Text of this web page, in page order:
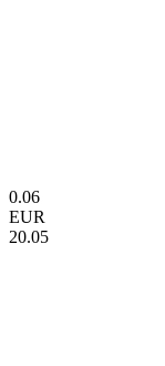
0.06
EUR
20.05